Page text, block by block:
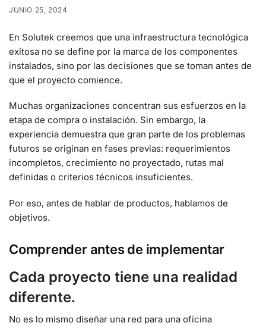
JUNIO 25, 2024
En Solutek creemos que una infraestructura tecnológica
exitosa no se define por la marca de los componentes
instalados, sino por las decisiones que se toman antes de
que el proyecto comience.
Muchas organizaciones concentran sus esfuerzos en la
etapa de compra o instalación. Sin embargo, la
experiencia demuestra que gran parte de los problemas
futuros se originan en fases previas: requerimientos
incompletos, crecimiento no proyectado, rutas mal
definidas o criterios técnicos insuficientes.
Por eso, antes de hablar de productos, hablamos de
objetivos.
Comprender antes de implementar
Cada proyecto tiene una realidad
diferente.
No es lo mismo diseñar una red para una oficina